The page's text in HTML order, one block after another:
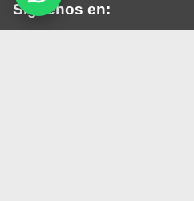
Siguenos en: